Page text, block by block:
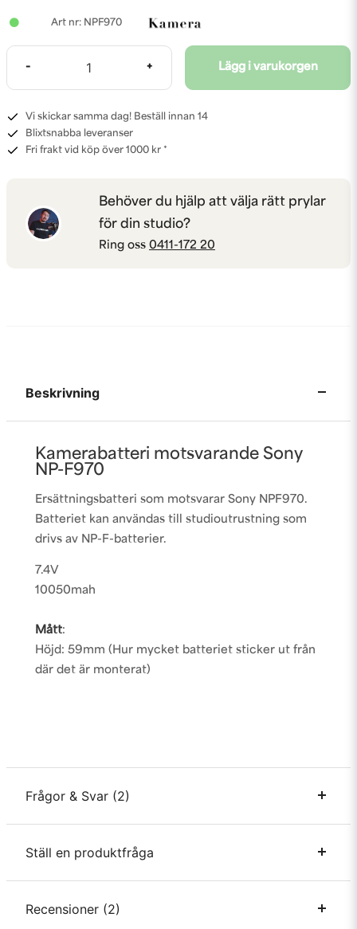
NPF970
- + Lägg i varukorgen
Vi skickar samma dag! Beställ innan 14
Blixtsnabba leveranser
Fri frakt vid köp över 1000 kr *
Behöver du hjälp att välja rätt prylar
för din studio?
Ring oss 0411-172 20
Beskrivning
Kamerabatteri motsvarande Sony
NP-F970
Ersättningsbatteri som motsvarar Sony NPF970.
Batteriet kan användas till studioutrustning som
drivs av NP-F-batterier.
7.4V
10050mah
Mått:
Höjd: 59mm (Hur mycket batteriet sticker ut från
där det är monterat)
Frågor & Svar (2)
Robert frågade för 1 år sedan
Vilken batteriladdare skulle ni rekommendera till detta
Ställ en produktfråga
question
Fråga oss något om denna produkten...
Recensioner (2)